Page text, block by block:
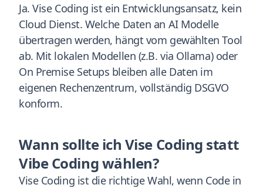
Ja. Vise Coding ist ein Entwicklungsansatz, kein
Cloud Dienst. Welche Daten an AI Modelle
übertragen werden, hängt vom gewählten Tool
ab. Mit lokalen Modellen (z.B. via Ollama) oder
On Premise Setups bleiben alle Daten im
eigenen Rechenzentrum, vollständig DSGVO
konform.
Wann sollte ich Vise Coding statt
Vibe Coding wählen?
Vise Coding ist die richtige Wahl, wenn Code in